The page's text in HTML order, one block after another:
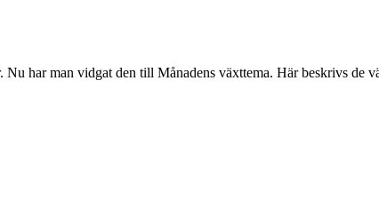
har man vidgat den till Månadens växttema. Här beskrivs de